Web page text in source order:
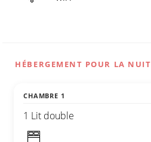
HÉBERGEMENT POUR LA NUIT
CHAMBRE 1
1 Lit double